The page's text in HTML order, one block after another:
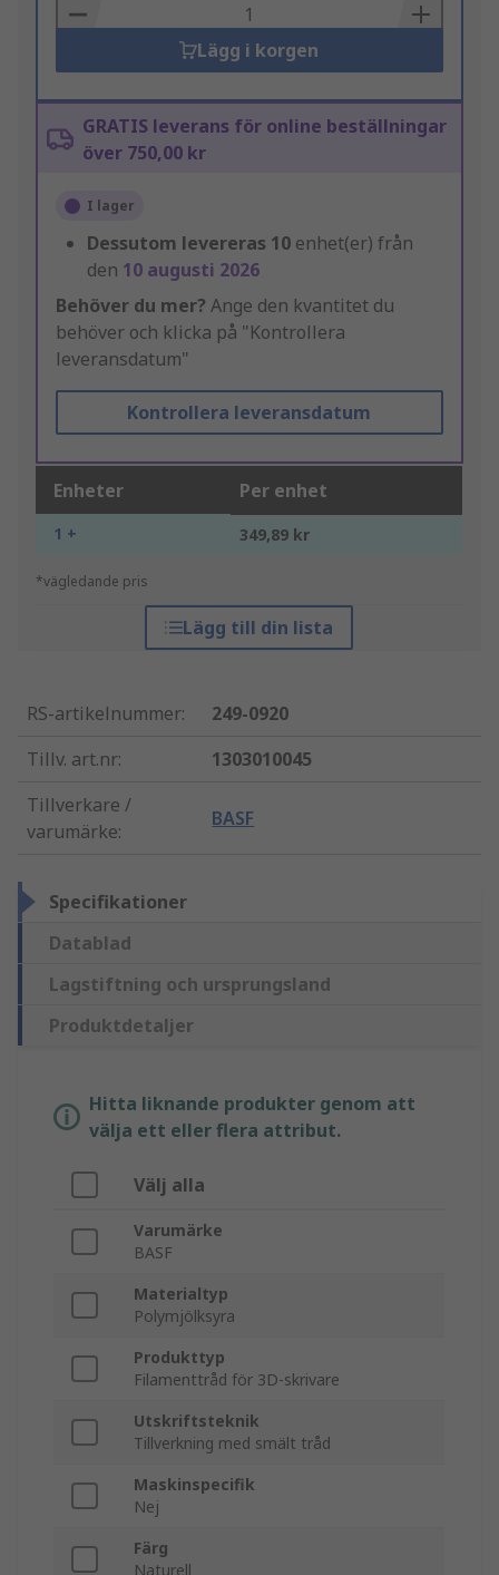
Basket
Lägg i korgen
GRATIS leverans för online beställningar
över 750,00 kr
I lager
Dessutom levereras 10 enhet(er) från
den 10 augusti 2026
Behöver du mer? Ange den kvantitet du
behöver och klicka på "Kontrollera
leveransdatum"
Kontrollera leveransdatum
Enheter Per enhet
1 + 349,89 kr
*vägledande pris
Lägg till din lista
RS-artikelnummer:
249-0920
Tillv. art.nr:
1303010045
Tillverkare /
varumärke:
BASF
Specifikationer
Datablad
Lagstiftning och ursprungsland
Produktdetaljer
Hitta liknande produkter genom att
välja ett eller flera attribut.
Välj alla
Varumärke
BASF
Materialtyp
Polymjölksyra
Produkttyp
Filamenttråd för 3D-skrivare
Utskriftsteknik
Tillverkning med smält tråd
Maskinspecifik
Nej
Färg
Naturell